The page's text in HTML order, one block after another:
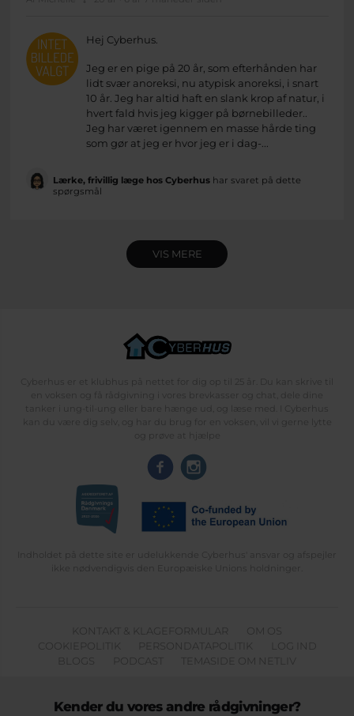
Hej Cyberhus.
Jeg er en pige på 20 år, som efterhånden har
lidt svær anoreksi, nu atypisk anoreksi, i snart
10 år. Jeg har altid haft en slank krop af natur, i
hvert fald hvis jeg kigger på børnebilleder..
Jeg har været igennem en masse hårde ting
som gør at jeg er hvor jeg er i dag-...
Lærke, frivillig læge hos Cyberhushar svaret på dette
spørgsmål
VIS MERE
Cyberhus er et klubhus på nettet for dig op til 25 år. Du kan skrive til
en voksen og få rådgivning i vores brevkasser og chat, dele dine
tanker i ung-til-ung eller bare hænge ud, og læse med. I Cyberhus
kan du være dig selv, og har du brug for en voksen, vil vi gerne lytte
og prøve at hjælpe
Indholdet på dette site er udelukkende Cyberhus' ansvar og afspejler
ikke nødvendigvis den Europæiske Unions holdninger.
KONTAKT & KLAGEFORMULAR
OM OS
COOKIEPOLITIK
PERSONDATAPOLITIK
LOG IND
BLOGS
PODCAST TEMASIDE OM NETLIV
Kender du vores andre rådgivninger?